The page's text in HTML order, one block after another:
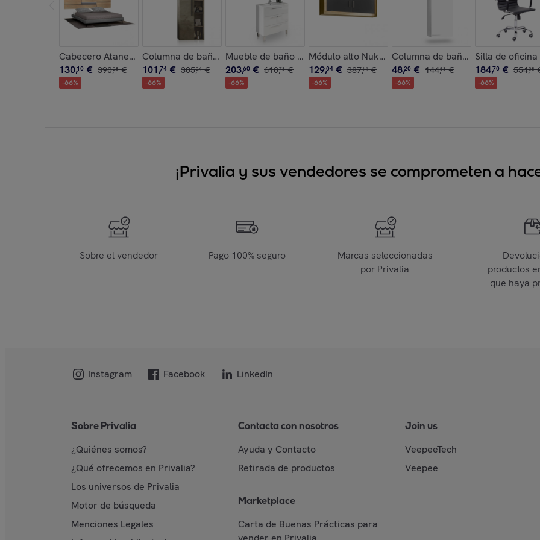
Cabecero Ataneq Pure Leds Cambria - Grafito
130,10 € 390,28 €
-66%
Columna de baño con estantería integrada en roble alaska 135x51 cm Sense Roble Alaska
101,74 € 305,24 €
-66%
Mueble de baño de 3 cajones en blanco brillo con espejo 80 cm Feel
203,60 € 610,78 €
-66%
Módulo alto Nuka 2 puertas Cambria - Grafito
129,04 € 387,14 €
-66%
Columna de baño Inspire 1
48,20 € 144,58 €
-66%
Silla de
184,70 € 554,08
-66%
¡Privalia y sus vendedores se comprometen a
Sobre el vendedor Pago 100% seguro
Marcas seleccionadas
por Privalia
productos
que haya
Instagram Facebook LinkedIn
Sobre Privalia
¿Quiénes somos?
¿Qué ofrecemos en Privalia?
Los universos de Privalia
Motor de búsqueda
Menciones Legales
Contacta con nosotros
Ayuda y Contacto
Retirada de productos
Marketplace
Carta de Buenas Prácticas para
Join us
VeepeeTech
Veepee